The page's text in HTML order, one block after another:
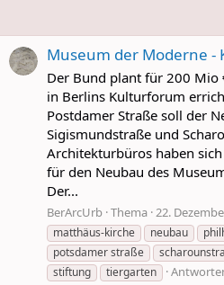
Museum der Moderne
Der Bund plant für 200 Mio
in Berlins Kulturforum
Postdamer Straße soll der
Sigismundstraße und
Architekturbüros haben
für den Neubau des
Der...
BerArcUrb Thema 22.
matthäus-kirche
neubau
potsdamer straße
stiftung
tiergarten